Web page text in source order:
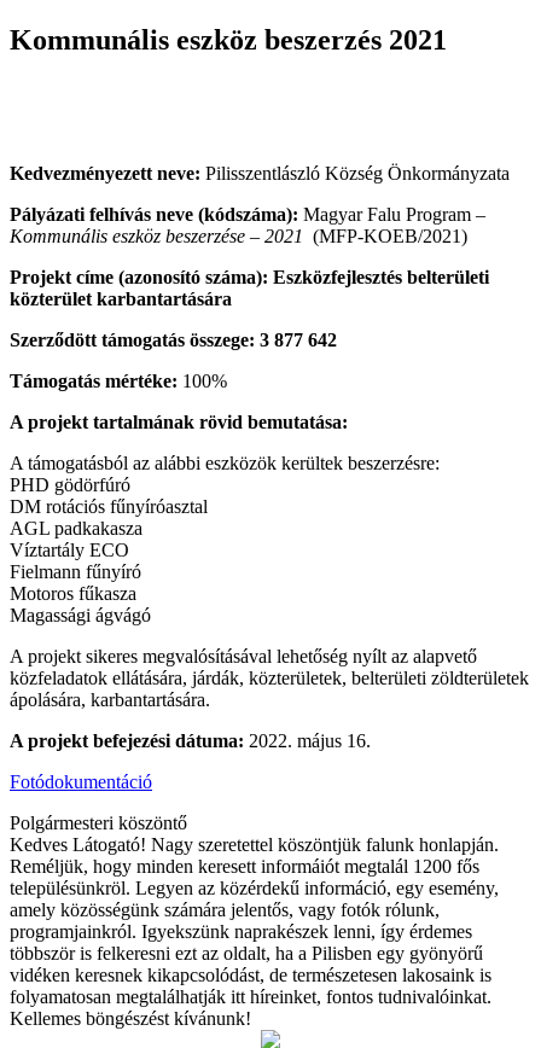
Kommunális eszköz beszerzés 2021
Kedvezményezett neve: Pilisszentlászló Község Önkormányzata
Pályázati felhívás neve (kódszáma): Magyar Falu Program –
Kommunális eszköz beszerzése – 2021 (MFP-KOEB/2021)
Projekt címe (azonosító száma): Eszközfejlesztés belterületi
közterület karbantartására
Szerződött támogatás összege: 3 877 642
Támogatás mértéke: 100%
A projekt tartalmának rövid bemutatása:
A támogatásból az alábbi eszközök kerültek beszerzésre:
PHD gödörfúró
DM rotációs fűnyíróasztal
AGL padkakasza
Víztartály ECO
Fielmann fűnyíró
Motoros fűkasza
Magassági ágvágó
A projekt sikeres megvalósításával lehetőség nyílt az alapvető
közfeladatok ellátására, járdák, közterületek, belterületi zöldterületek
ápolására, karbantartására.
A projekt befejezési dátuma: 2022. május 16.
Fotódokumentáció
Polgármesteri köszöntő
Kedves Látogató! Nagy szeretettel köszöntjük falunk honlapján.
Reméljük, hogy minden keresett informáiót megtalál 1200 fős
településünkröl. Legyen az közérdekű információ, egy esemény,
amely közösségünk számára jelentős, vagy fotók rólunk,
programjainkról. Igyekszünk naprakészek lenni, így érdemes
többször is felkeresni ezt az oldalt, ha a Pilisben egy gyönyörű
vidéken keresnek kikapcsolódást, de természetesen lakosaink is
folyamatosan megtalálhatják itt híreinket, fontos tudnivalóinkat.
Kellemes böngészést kívánunk!